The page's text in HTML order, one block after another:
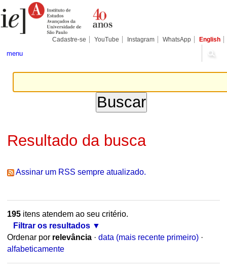
para
conteúdo.
Pessoais
Cadastre-se YouTube Instagram WhatsApp English
menu
Resultado da busca
Assinar um RSS sempre atualizado.
195itens atendem ao seu critério.
Filtrar os resultados
Ordenar por relevância · data (mais recente primeiro) ·
alfabeticamente